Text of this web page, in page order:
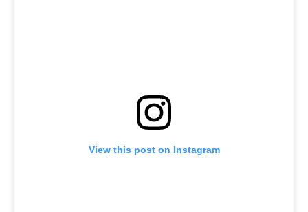
View this post on Instagram